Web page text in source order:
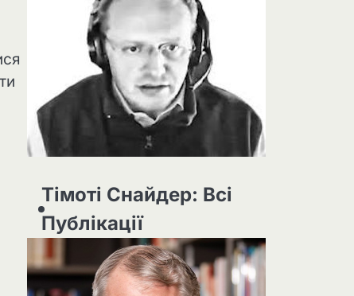
Тімоті Снайдер: Всі
Публікації